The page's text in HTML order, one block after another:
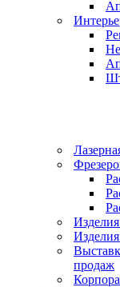
продаж